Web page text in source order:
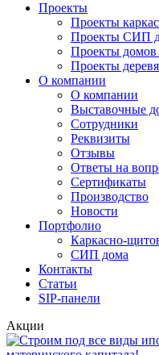
Проекты
Проекты
Проекты СИП
Проекты домов
Проекты
О компании
О компании
Выставочные
Сотрудники
Реквизиты
Отзывы
Ответы на
Сертификаты
Производство
Новости
Портфолио
Каркасно-
СИП дома
Контакты
Статьи
SIP-панели
Акции